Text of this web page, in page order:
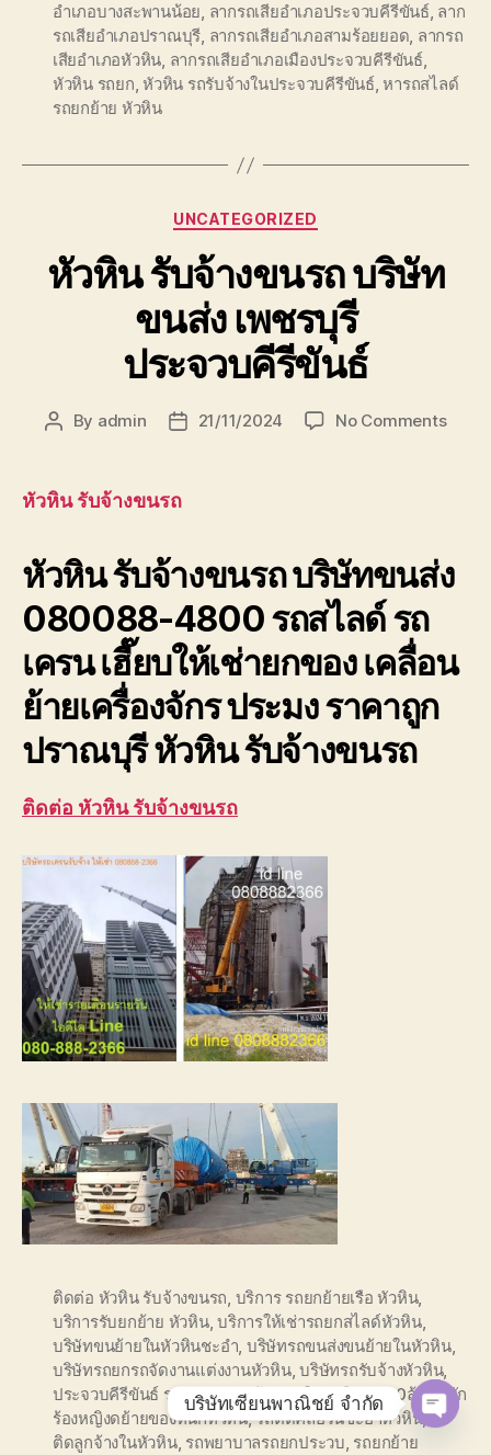
อำเภอบางสะพานน้อย, ลากรถเสียอำเภอประจวบคีรีขันธ์, ลาก
รถเสียอำเภอปราณบุรี, ลากรถเสียอำเภอสามร้อยยอด, ลากรถ
เสียอำเภอหัวหิน, ลากรถเสียอำเภอเมืองประจวบคีรีขันธ์,
หัวหิน รถยก,หัวหิน รถรับจ้างในประจวบคีรีขันธ์,หารถสไลด์
รถยกย้าย หัวหิน
Categories
UNCATEGORIZED
หัวหิน รับจ้างขนรถ บริษัท
ขนส่ง เพชรบุรี
ประจวบคีรีขันธ์
Post
By admin
Post21/11/2024 No Commentson
เพชร
ประจ
หัวหิน รับจ้างขนรถ
หัวหิน รับจ้างขนรถ บริษัทขนส่ง
080088-4800 รถสไลด์ รถ
เครน เฮี๊ยบให้เช่ายกของ เคลื่อน
ย้ายเครื่องจักร ประมง ราคาถูก
ปราณบุรี หัวหิน รับจ้างขนรถ
ติดต่อ หัวหิน รับจ้างขนรถ
ติดต่อ หัวหิน รับจ้างขนรถ, บริการ รถยกย้ายเรือ หัวหิน,
บริการรับยกย้าย หัวหิน,บริการให้เช่ารถยกสไลด์หัวหิน,
บริษัทขนย้ายในหัวหินชะอำ, บริษัทรถขนส่งขนย้ายในหัวหิน,
บริษัทรถยกรถจัดงานแต่งงานหัวหิน,บริษัทรถรับจ้างหัวหิน,
ประจวบคีรีขันธ์ รถลากจูง, ยกย้าย รถในหัวหิน ,รถ10ล้อติดนัก
ร้องหญิงดย้ายของหนักหัวหิน,รถติดคลอรีนชะอำหัวหิน,รถ
ติดลูกจ้างในหัวหิน, รถพยาบาลรถยกประวบ, รถยกย้าย
บริษัทเซียนพาณิชย์ จำกัด